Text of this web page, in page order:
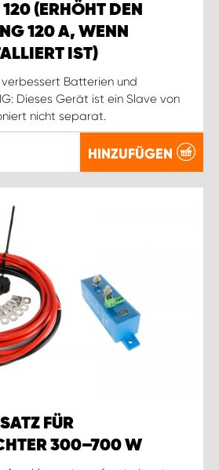
(ERHÖHT DEN
120 A, WENN
IST)
Batterien und
Dieses Gerät ist ein Slave von
nicht separat.
HINZUFÜGEN
FÜR
300–700 W